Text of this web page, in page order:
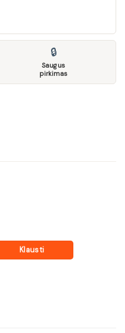
🔒
Saugus
pirkimas
Klausti